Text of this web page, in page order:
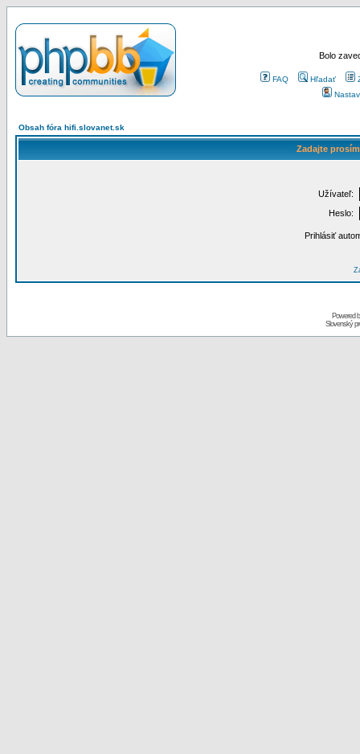
Bolo
FAQ Hľadať
Obsah fóra hifi.slovanet.sk
Zadajte
Užívateľ:
Heslo:
Prihlásiť
Powered
Slovenský